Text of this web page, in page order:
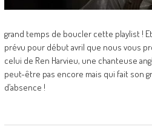
grand temps de boucler cette playlist !
prévu pour début avril que nous vous
celui de Ren Harvieu, une chanteuse
peut-être pas encore mais qui fait son
d’absence !